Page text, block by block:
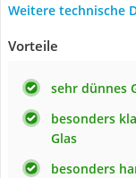
Weitere technische
Vorteile
sehr dünnes
besonders
Glas
besonders